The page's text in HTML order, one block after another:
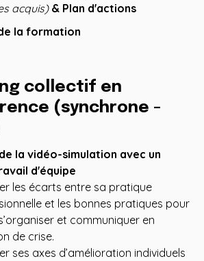
acquis)& Plan d'actions
la formation
collectif en
(synchrone -
la vidéo-simulation avec un
d'équipe
les écarts entre sa pratique
et les bonnes pratiques pour
et communiquer en
de crise.
ses axes d’amélioration individuels